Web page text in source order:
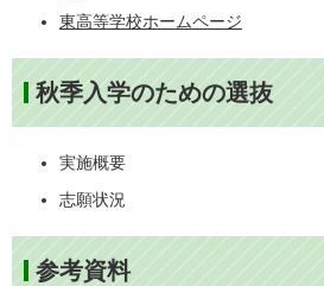
東高等学校ホームページ
秋季入学のための選抜
実施概要
志願状況
参考資料